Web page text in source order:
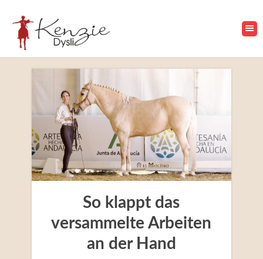
So klappt das
versammelte Arbeiten
an der Hand